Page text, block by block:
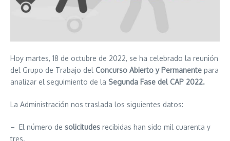
Hoy martes, 18 de octubre de 2022, se ha celebrado la reunión
del Grupo de Trabajo del Concurso Abierto y Permanente para
analizar el seguimiento de la Segunda Fase del CAP 2022.
La Administración nos traslada los siguientes datos:
– El número de solicitudes recibidas han sido mil cuarenta y
tres.